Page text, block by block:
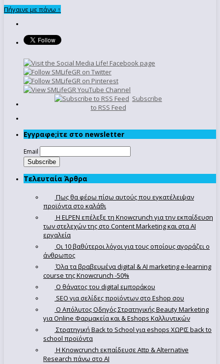
Πήγαινε με πάνω ↑
Subscribe
to RSS Feed
Εγγραφe;iτε στο newsletter
Email
Τελευταία Άρθρα
Πως θα φέρω πίσω αυτούς που εγκατέλειψαν
προϊόντα στο καλάθι
Η ELPEN επέλεξε τη Knowcrunch για την εκπαίδευση
των στελεχών της στο Content Marketing και στα AI
εργαλεία
Οι 10 βαθύτεροι λόγοι για τους οποίους αγοράζει ο
άνθρωπος
Όλα τα βραβευμένα digital & AI marketing e-learning
course της Knowcrunch -50%
Ο θάνατος του digital εμποράκου
SEO για σελίδες προϊόντων στο Eshop σου
Ο Απόλυτoς Οδηγός Στρατηγικής Beauty Marketing
για Online Φαρμακεία και & Eshops Καλλυντικών
Στρατηγική Back to School για eshops ΧΩΡΙΣ back to
school προϊόντα
Η Knowcrunch εκπαίδευσε Attp & Alternative
Research πάνω στο ΑΙ